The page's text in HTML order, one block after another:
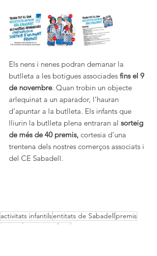
Els nens i nenes podran demanar la
butlleta a les botigues associades fins el 9
de novembre. Quan trobin un objecte
arlequinat a un aparador, l’hauran
d’apuntar a la butlleta. Els infants que
lliurin la butlleta plena entraran al sorteig
de més de 40 premis, cortesia d’una
trentena dels nostres comerços associats i
del CE Sabadell.
activitats infantilsentitats de Sabadell premis
gimcana infantil